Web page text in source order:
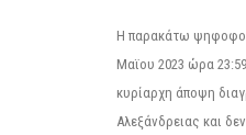
Η παρακάτω
Μαϊου 2023 ώρα
κυρίαρχη άποψη
Αλεξάνδρειας και